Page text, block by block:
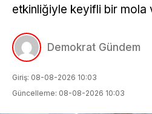
etkinliğiyle keyifli bir mola
Demokrat Gündem
Giriş: 08-08-2026 10:03
Güncelleme: 08-08-2026 10:03